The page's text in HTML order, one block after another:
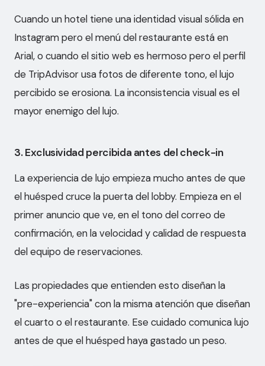
Cuando un hotel tiene una identidad visual sólida en
Instagram pero el menú del restaurante está en
Arial, o cuando el sitio web es hermoso pero el perfil
de TripAdvisor usa fotos de diferente tono, el lujo
percibido se erosiona. La inconsistencia visual es el
mayor enemigo del lujo.
3. Exclusividad percibida antes del check-in
La experiencia de lujo empieza mucho antes de que
el huésped cruce la puerta del lobby. Empieza en el
primer anuncio que ve, en el tono del correo de
confirmación, en la velocidad y calidad de respuesta
del equipo de reservaciones.
Las propiedades que entienden esto diseñan la
"pre-experiencia" con la misma atención que diseñan
el cuarto o el restaurante. Ese cuidado comunica lujo
antes de que el huésped haya gastado un peso.
¿Listo para trabajar
juntos?
NOVEDADES & RECURSOS
Comunicación integral para
marcas que quieren crecer con
propósito.